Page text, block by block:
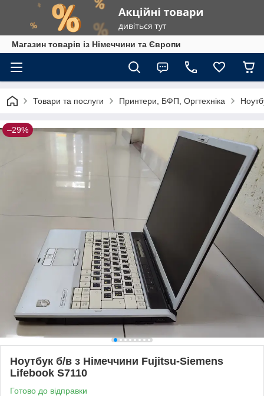
Магазин товарів із Німеччини та Європи
Товари та послуги Принтери, БФП, Оргтехніка
–29%
Ноутбук б/в з Німеччини Fujitsu-Siemens
Lifebook S7110
Готово до відправки